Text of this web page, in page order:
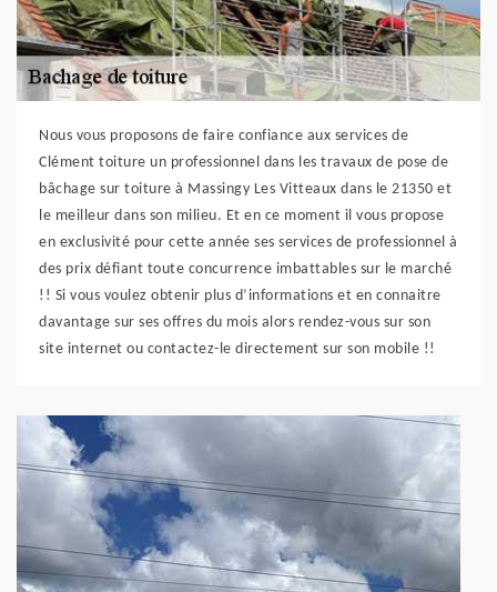
Nous vous proposons de faire confiance aux services de
Clément toiture un professionnel dans les travaux de pose de
bâchage sur toiture à Massingy Les Vitteaux dans le 21350 et
le meilleur dans son milieu. Et en ce moment il vous propose
en exclusivité pour cette année ses services de professionnel à
des prix défiant toute concurrence imbattables sur le marché
!! Si vous voulez obtenir plus d’informations et en connaitre
davantage sur ses offres du mois alors rendez-vous sur son
site internet ou contactez-le directement sur son mobile !!